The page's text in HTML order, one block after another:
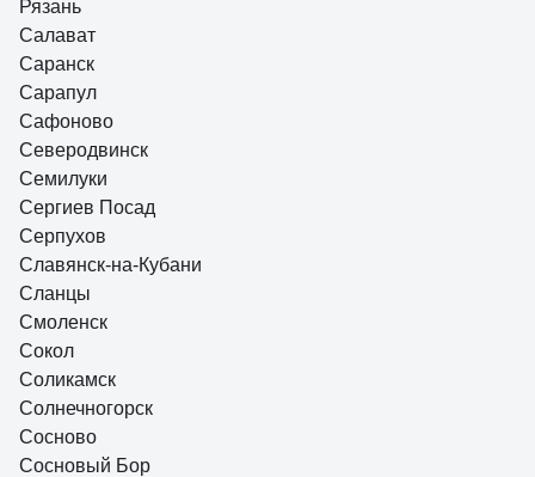
Рязань
Салават
Саранск
Сарапул
Сафоново
Северодвинск
Семилуки
Сергиев Посад
Серпухов
Славянск-на-Кубани
Сланцы
Смоленск
Сокол
Соликамск
Солнечногорск
Сосново
Сосновый Бор